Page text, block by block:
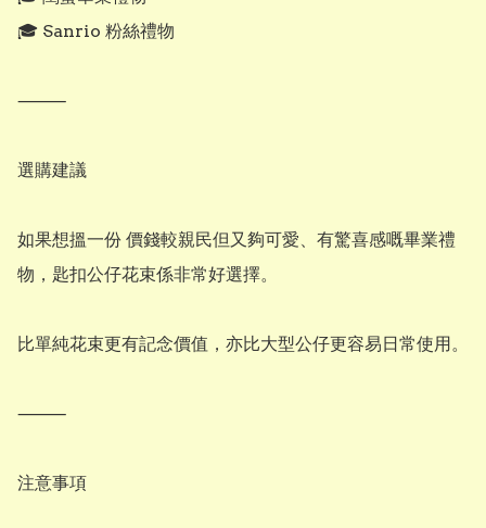
🎓 Sanrio 粉絲禮物
⸻
選購建議
如果想搵一份 價錢較親民但又夠可愛、有驚喜感嘅畢業禮
物，匙扣公仔花束係非常好選擇。
比單純花束更有記念價值，亦比大型公仔更容易日常使用。
⸻
注意事項